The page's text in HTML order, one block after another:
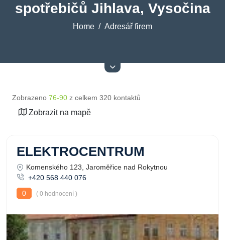
spotřebičů Jihlava, Vysočina
Home Adresář firem
Zobrazeno 76-90 z celkem 320 kontaktů
Zobrazit na mapě
ELEKTROCENTRUM
Komenského 123, Jaroměřice nad Rokytnou
+420 568 440 076
0
( 0 hodnocení )